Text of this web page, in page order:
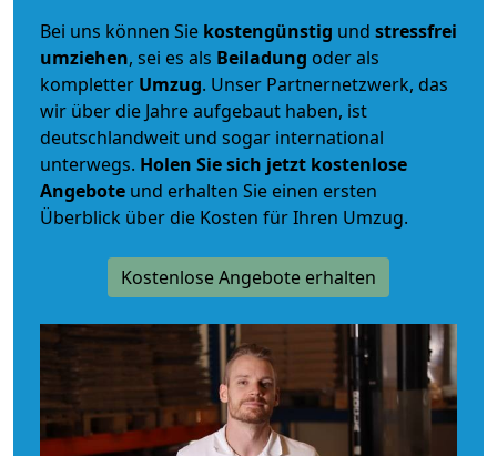
Bei uns können Sie kostengünstig und stressfrei
umziehen, sei es als Beiladung oder als
kompletter Umzug. Unser Partnernetzwerk, das
wir über die Jahre aufgebaut haben, ist
deutschlandweit und sogar international
unterwegs. Holen Sie sich jetzt kostenlose
Angebote und erhalten Sie einen ersten
Überblick über die Kosten für Ihren Umzug.
Kostenlose Angebote erhalten